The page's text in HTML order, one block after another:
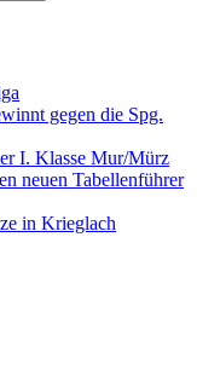
gegen die Spg.
I. Klasse Mur/Mürz
neuen Tabellenführer
in Krieglach